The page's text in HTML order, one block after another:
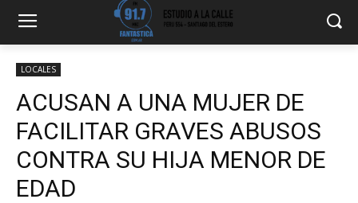
LOCALES
ACUSAN A UNA MUJER DE
FACILITAR GRAVES ABUSOS
CONTRA SU HIJA MENOR DE
EDAD